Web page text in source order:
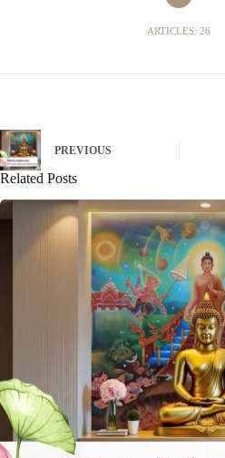
ARTICLES: 26
PREVIOUS
Related Posts